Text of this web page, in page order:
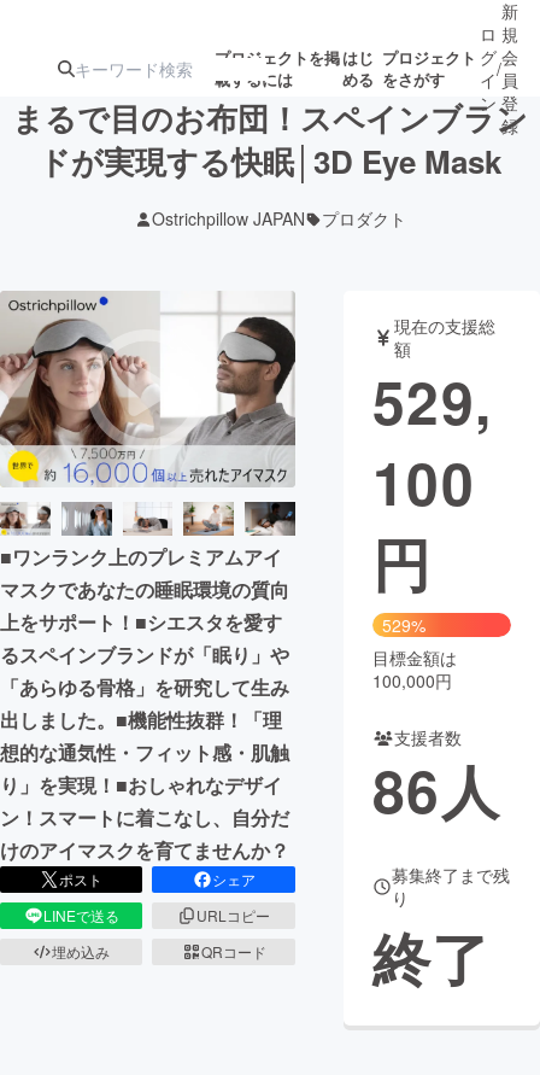
プロジェクトを掲
載するには
はじ
める
プロジェクト
をさがす
ターン
ジェクト
募集終了が近いプ
ロジェクト
アート・写真 音楽
テクノロジー・ガジェット ゲーム・サ
映像・映画
ビジネス・起業
まちづくり・地域活性化
CAMPFIRE for Social Good
CAMPFIRE Creation
CAMPFIREふるさと納税machi-ya コミュニティ
ロ
グ
イ
ン
/
新
規
会
員
登
録
まるで目のお布団！スペインブラン
ドが実現する快眠│3D Eye Mask
Ostrichpillow JAPAN プロダクト
■ワンランク上のプレミアムアイ
マスクであなたの睡眠環境の質向
上をサポート！■シエスタを愛す
るスペインブランドが「眠り」や
「あらゆる骨格」を研究して生み
出しました。■機能性抜群！「理
想的な通気性・フィット感・肌触
り」を実現！■おしゃれなデザイ
ン！スマートに着こなし、自分だ
けのアイマスクを育てませんか？
ポスト
シェア
LINEで送る
URLコピー
埋め込み
QRコード
現在の支援総
額
529,
100
円
529%
目標金額は
100,000円
支援者数
86人
募集終了まで残
り
終了